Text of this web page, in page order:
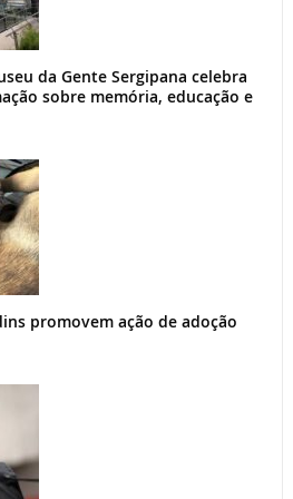
da Gente Sergipana celebra
sobre memória, educação e
promovem ação de adoção